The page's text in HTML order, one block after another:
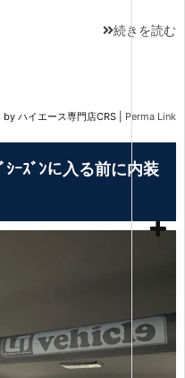
続きを読む
by ハイエース専門店CRS Perma Link
ｼｰｽﾞﾝに入る前に内装